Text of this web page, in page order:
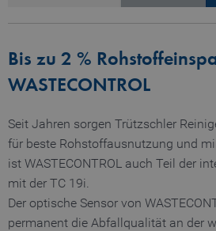
Bis zu 2 %
WASTECONTROL
Seit Jahren sorgen Trützschler
für beste Rohstoffausnutzung und
ist WASTECONTROL auch Teil der
mit der TC 19i.
Der optische Sensor von
permanent die Abfallqualität an der